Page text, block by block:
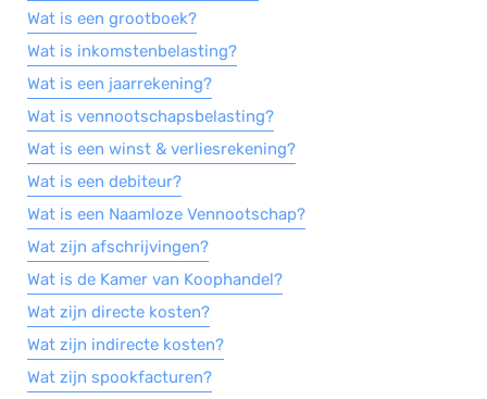
Wat is een grootboek?
Wat is inkomstenbelasting?
Wat is een jaarrekening?
Wat is vennootschapsbelasting?
Wat is een winst & verliesrekening?
Wat is een debiteur?
Wat is een Naamloze Vennootschap?
Wat zijn afschrijvingen?
Wat is de Kamer van Koophandel?
Wat zijn directe kosten?
Wat zijn indirecte kosten?
Wat zijn spookfacturen?